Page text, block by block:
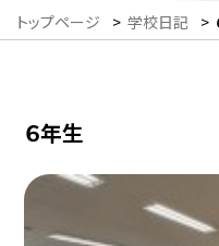
トップページ > 学校日記 >
６年生